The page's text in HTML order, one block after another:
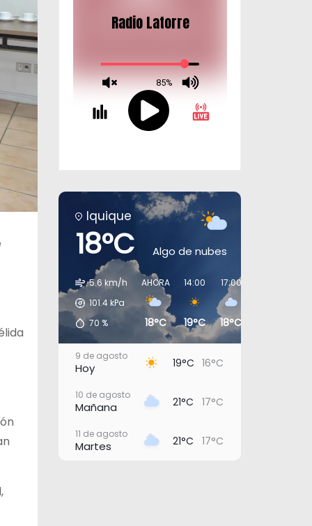
Iquique
18°C Algo de nubes
5.6 km/h
101.4kPa
70 %
AHORA
18°C
14:00
19°C
17:00
18°C
9 de agosto
Hoy 19°C 16°C
10 de agosto
Mañana 21°C 17°C
11 de agosto
Martes 21°C 17°C